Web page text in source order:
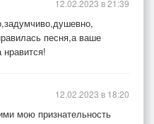
песня,а ваше
нравится!
12.02.2023 в 21:39
мою признательность
12.02.2023 в 18:20